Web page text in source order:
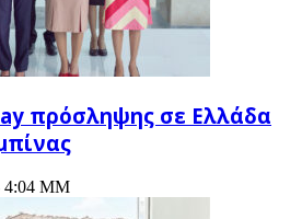
πρόσληψης σε Ελλάδα
4:04 ΜΜ